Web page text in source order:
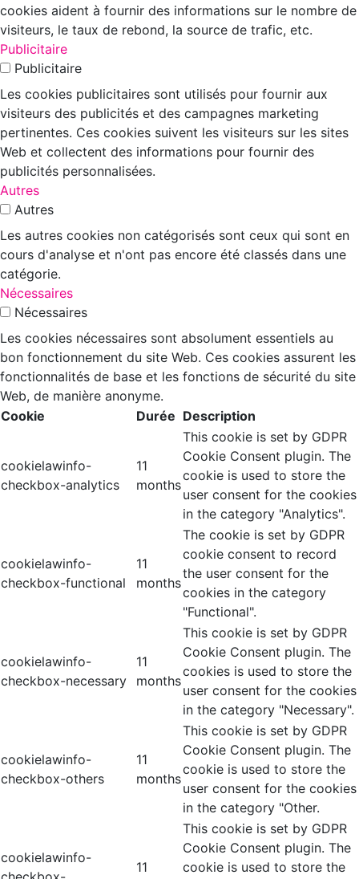
cookies aident à fournir des informations sur le nombre de
visiteurs, le taux de rebond, la source de trafic, etc.
Publicitaire
Publicitaire
Les cookies publicitaires sont utilisés pour fournir aux
visiteurs des publicités et des campagnes marketing
pertinentes. Ces cookies suivent les visiteurs sur les sites
Web et collectent des informations pour fournir des
publicités personnalisées.
Autres
Autres
Les autres cookies non catégorisés sont ceux qui sont en
cours d'analyse et n'ont pas encore été classés dans une
catégorie.
Nécessaires
Nécessaires
Les cookies nécessaires sont absolument essentiels au
bon fonctionnement du site Web. Ces cookies assurent les
fonctionnalités de base et les fonctions de sécurité du site
Web, de manière anonyme.
Cookie
Durée Description
cookielawinfo-
checkbox-analytics
11
months
This cookie is set by GDPR
Cookie Consent plugin. The
cookie is used to store the
user consent for the cookies
in the category "Analytics".
cookielawinfo-
checkbox-functional
11
months
The cookie is set by GDPR
cookie consent to record
the user consent for the
cookies in the category
"Functional".
cookielawinfo-
checkbox-necessary
11
months
This cookie is set by GDPR
Cookie Consent plugin. The
cookies is used to store the
user consent for the cookies
in the category "Necessary".
cookielawinfo-
checkbox-others
11
months
This cookie is set by GDPR
Cookie Consent plugin. The
cookie is used to store the
user consent for the cookies
in the category "Other.
cookielawinfo-
11
This cookie is set by GDPR
Cookie Consent plugin. The
cookie is used to store the